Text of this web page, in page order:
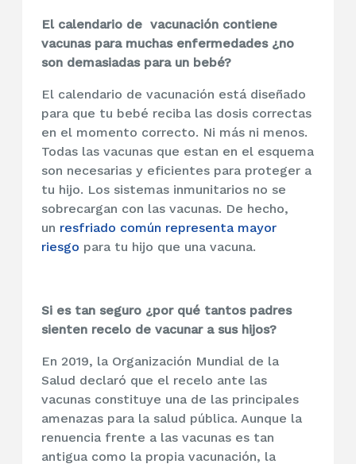
El calendario de vacunación contiene
vacunas para muchas enfermedades ¿no
son demasiadas para un bebé?
El calendario de vacunación está diseñado
para que tu bebé reciba las dosis correctas
en el momento correcto. Ni más ni menos.
Todas las vacunas que estan en el esquema
son necesarias y eficientes para proteger a
tu hijo. Los sistemas inmunitarios no se
sobrecargan con las vacunas. De hecho,
un resfriado común representa mayor
riesgo para tu hijo que una vacuna.
Si es tan seguro ¿por qué tantos padres
sienten recelo de vacunar a sus hijos?
En 2019, la Organización Mundial de la
Salud declaró que el recelo ante las
vacunas constituye una de las principales
amenazas para la salud pública. Aunque la
renuencia frente a las vacunas es tan
antigua como la propia vacunación, la